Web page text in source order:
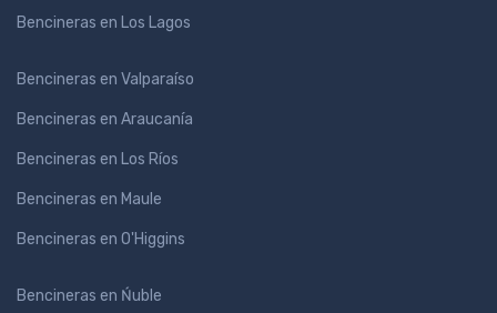
Bencineras en Los Lagos
Bencineras en Valparaíso
Bencineras en Araucanía
Bencineras en Los Ríos
Bencineras en Maule
Bencineras en O'Higgins
Bencineras en Ńuble